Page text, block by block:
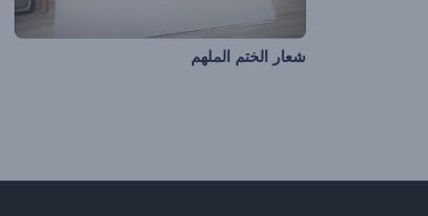
شعار الختم الملهم